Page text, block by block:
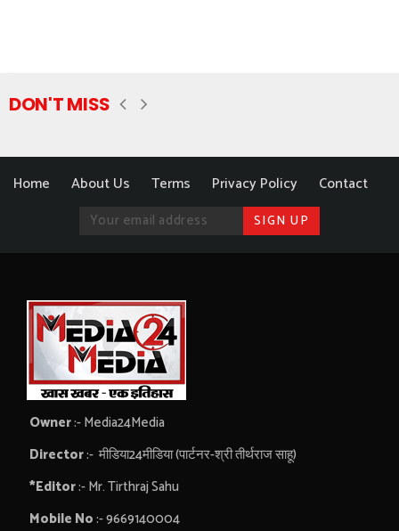
DON'T MISS
Home About Us Terms Privacy Policy Contact
Owner:- Media24Media
Director:- मीडिया24मीडिया (पार्टनर-श्री तीर्थराज साहू)
*Editor:- Mr. Tirthraj Sahu
Mobile No:- 9669140004